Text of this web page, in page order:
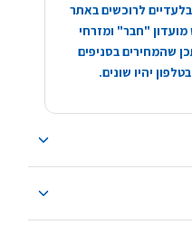
לרוכשים באתר
"חבר" ומזרחי
שהמחירים בסניפים
יהיו שונים.